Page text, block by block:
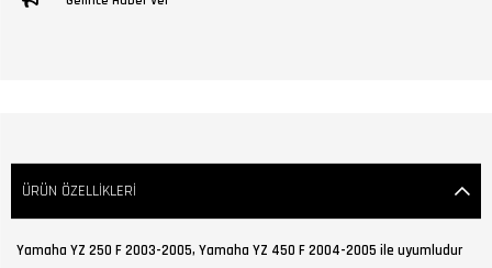
ÜRÜN ÖZELLIKLERI
Yamaha YZ 250 F 2003-2005, Yamaha YZ 450 F 2004-2005 ile uyumludur